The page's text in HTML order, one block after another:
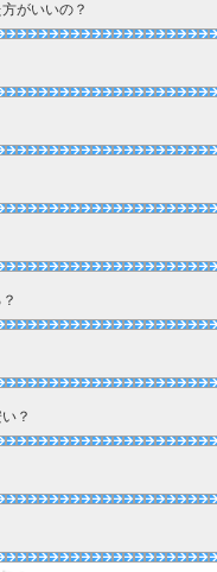
がいいの？
？